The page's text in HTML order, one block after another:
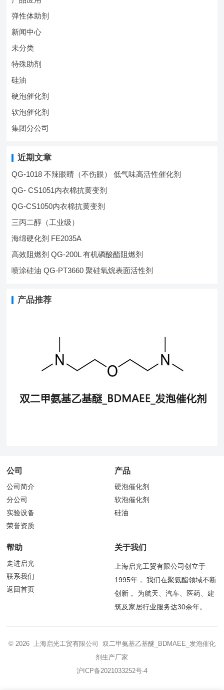
弹性体助剂
新闻中心
未分类
特殊助剂
硅油
硬泡催化剂
软泡催化剂
集团分公司
近期文章
QG-1018 不辣眼睛（不伤眼） 低气味高活性催化剂
QG- CS1051内衣棉抗黄变剂
QG-CS1050内衣棉抗黄变剂
三丙二醇（工业级）
海绵硬化剂 FE2035A
高效阻燃剂 QG-200L 有机磷酸酯阻燃剂
喷涂硅油 QG-PT3660 聚硅氧烷表面活性剂
产品推荐
公司
公司简介
分公司
实验设备
荣誉资质
产品
硬泡催化剂
软泡催化剂
硅油
帮助
走进启光
联系我们
返回首页
关于我们
上海启光工贸有限公司创立于
1995年， 我们在聚氨酯领域不断
创新， 为航天、汽车、医药、建
筑及家居行业服务达30余年。
© 2026 上海启光工贸有限公司 双二甲氨基乙基醚_BDMAEE_发泡催化
剂生产厂家
沪ICP备2021033252号-4